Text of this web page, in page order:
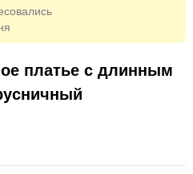
платье с длинным